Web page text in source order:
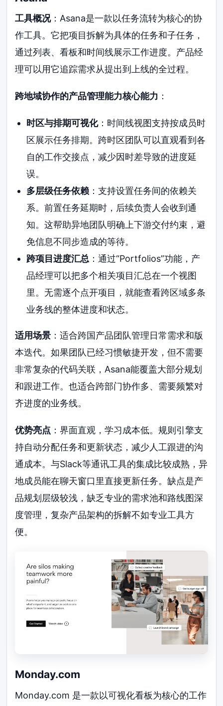
工具概况：Asana是一款以任务流转为核心的协
作工具。它把项目拆解为具体的任务和子任务，
通过列表、看板和时间线展示工作进度。产品经
理可以用它追踪需求从提出到上线的全过程。
跨地域协作的产品管理能力核心能力 ：
时区与排期可视化：时间线视图支持按成员时
区展示任务排期。跨时区团队可以直观看到各
自的工作交接点，减少因时差导致的进度延
误。
多层级任务依赖：支持设置任务间的依赖关
系。前置任务延期时，后续负责人会收到通
知。这帮助异地团队明确上下游交付约束，避
免信息不同步造成的等待。
跨项目进度汇总：通过“Portfolios”功能，产
品经理可以把多个相关项目汇总在一个视图
里。无需逐个点开项目，就能查看跨区域多条
业务线的整体进度和状态。
适用场景 ：适合跨国产品团队管理日常需求和版
本迭代。如果团队已经习惯敏捷开发，但不需要
非常复杂的代码关联，Asana能覆盖大部分规划
和跟进工作。也适合跨部门协作多、需要频繁对
齐进度的业务线。
优势亮点 ：界面直观，学习成本低。规则引擎支
持自动分配任务和更新状态，减少人工跟进的沟
通成本。与Slack等通讯工具的集成比较成熟，异
地成员能在聊天窗口里直接更新任务。缺点是产
品规划层级较浅，缺乏专业的需求池和路线图深
度管理，复杂产品架构的拆解不如专业工具方
便。
Monday.com
Monday.com 是一款以可视化看板为核心的工作